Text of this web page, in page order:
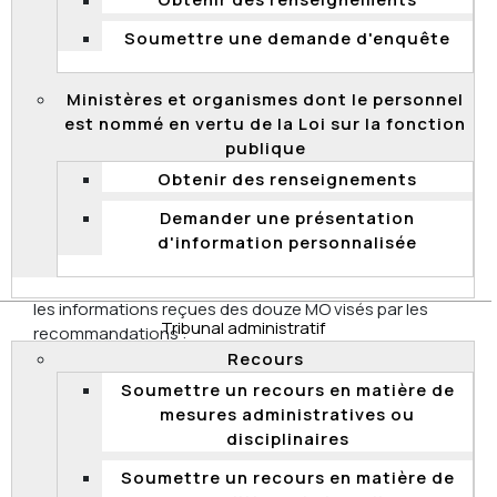
Soumettre une demande d'enquête
Ministères et organismes dont le personnel
est nommé en vertu de la Loi sur la fonction
publique
Obtenir des renseignements
Demander une présentation
d'information personnalisée
Tribunal administratif
Recours
Soumettre un recours en matière de
mesures administratives ou
disciplinaires
Soumettre un recours en matière de
La Commission constate que certains MO ont fait
preuve de laxisme dans la gestion des dossiers
comportant des clauses « aspirant ». Par conséquent,
ils devront mettre en place des mécanismes rigoureux
pour éviter la répétition de telles situations.
Quatre recommandations ont été adressées aux
entités vérifiées.
Le 2 septembre 2022, la Commission terminait le suivi
de l’application des recommandations découlant des
résultats de la vérification. La Commission a analysé
les informations reçues des douze MO visés par les
recommandations :
le ministère de l’Agriculture, des Pêcheries et de
l’Alimentation;
le ministère du Conseil exécutif;
le ministère de l’Éducation;
le ministère des Forêts, de la Faune et des Parcs;